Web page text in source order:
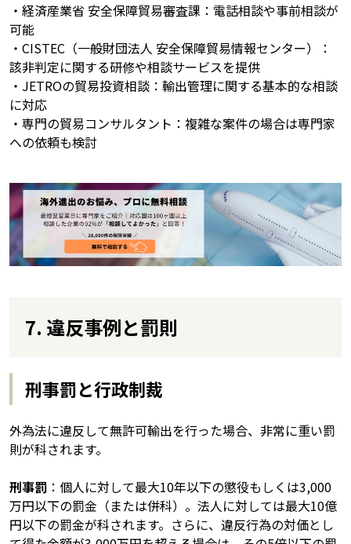
・経済産業省 安全保障貿易審査課：電話相談や事前相談が
可能
・CISTEC（一般財団法人 安全保障貿易情報センター）：
該非判定に関する研修や相談サービスを提供
・JETROの貿易投資相談：輸出管理に関する基本的な相談
に対応
・専門の貿易コンサルタント：複雑な案件の場合は専門家
への依頼も検討
7. 違反事例と罰則
刑事罰と行政制裁
外為法に違反して無許可輸出を行った場合、非常に重い罰
則が科されます。
刑事罰 ：個人に対して最大10年以下の懲役もしくは3,000
万円以下の罰金（または併科）。法人に対しては最大10億
円以下の罰金が科されます。さらに、違反行為の対価とし